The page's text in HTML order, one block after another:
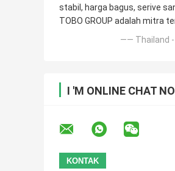
stabil, harga bagus, serive
TOBO GROUP adalah mitra
—— Thailand
I 'M ONLINE CHAT